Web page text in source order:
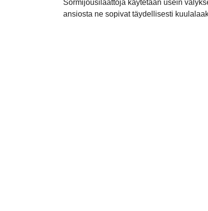
Sormijousilaattoja käytetään usein
ansiosta ne sopivat täydellisesti